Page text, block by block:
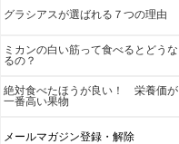
グラシアスが選ばれる７つの理由
ミカンの白い筋って食べるとどうな
るの？
絶対食べたほうが良い！ 栄養価が
一番高い果物
メールマガジン登録・解除